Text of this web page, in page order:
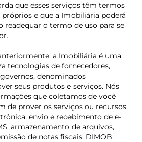
que esses serviços têm termos
e que a Imobiliária poderá
o termo de uso para se
a Imobiliária é uma
tecnologias de fornecedores,
denominados
seus produtos e serviços. Nós
que coletamos de você
de prover os serviços ou recursos
envio e recebimento de e-
armazenamento de arquivos,
de notas fiscais, DIMOB,